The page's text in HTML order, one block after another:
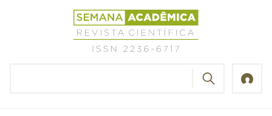
Revista
Científica
Semana